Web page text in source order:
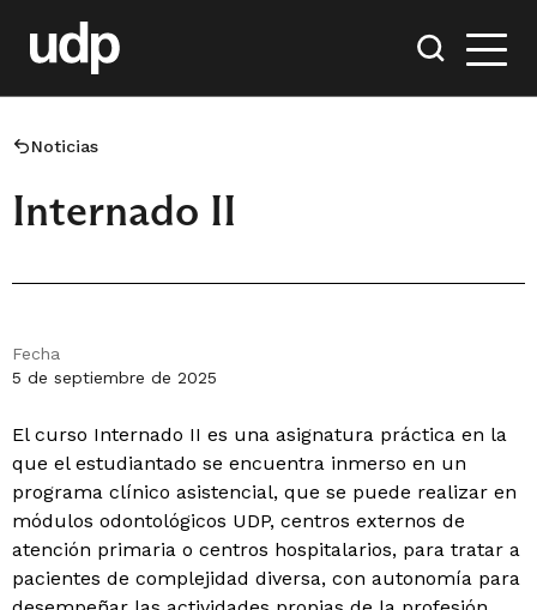
Noticias
Internado II
Fecha
5 de septiembre de 2025
El curso Internado II es una asignatura práctica en la
que el estudiantado se encuentra inmerso en un
programa clínico asistencial, que se puede realizar en
módulos odontológicos UDP, centros externos de
atención primaria o centros hospitalarios, para tratar a
pacientes de complejidad diversa, con autonomía para